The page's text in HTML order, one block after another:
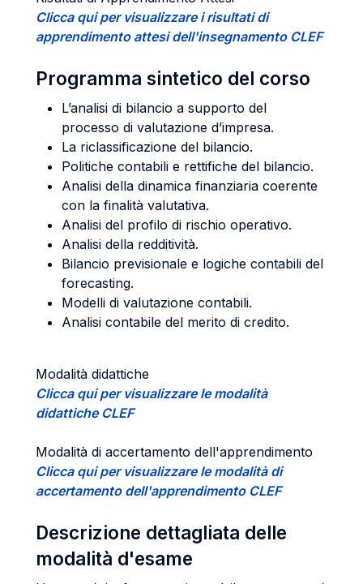
Clicca qui per visualizzare i risultati di
apprendimento attesi dell'insegnamento CLEF
Programma sintetico del corso
L’analisi di bilancio a supporto del
processo di valutazione d’impresa.
La riclassificazione del bilancio.
Politiche contabili e rettifiche del bilancio.
Analisi della dinamica finanziaria coerente
con la finalità valutativa.
Analisi del profilo di rischio operativo.
Analisi della redditività.
Bilancio previsionale e logiche contabili del
forecasting.
Modelli di valutazione contabili.
Analisi contabile del merito di credito.
Modalità didattiche
Clicca qui per visualizzare le modalità
didattiche CLEF
Modalità di accertamento dell'apprendimento
Clicca qui per visualizzare le modalità di
accertamento dell'apprendimento CLEF
Descrizione dettagliata delle
modalità d'esame